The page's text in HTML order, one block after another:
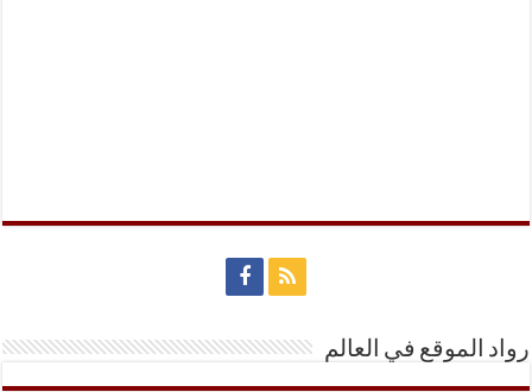
رواد الموقع في العالم